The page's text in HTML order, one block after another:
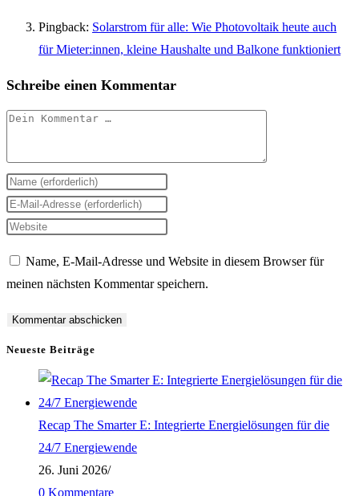
Pingback: Solarstrom für alle: Wie Photovoltaik heute auch
für Mieter:innen, kleine Haushalte und Balkone funktioniert
Schreibe einen Kommentar
Kommentar
Gib
deinen
Namen
Benutzernamen
zum
Kommentieren
Gib
deine
Mail-
Adresse
zum
Gib
Website-
URL
ein
Name, E-Mail-Adresse und Website in diesem Browser für
meinen nächsten Kommentar speichern.
Neueste Beiträge
Recap The Smarter E: Integrierte Energielösungen für die
24/7 Energiewende
26. Juni 2026/
0 Kommentare